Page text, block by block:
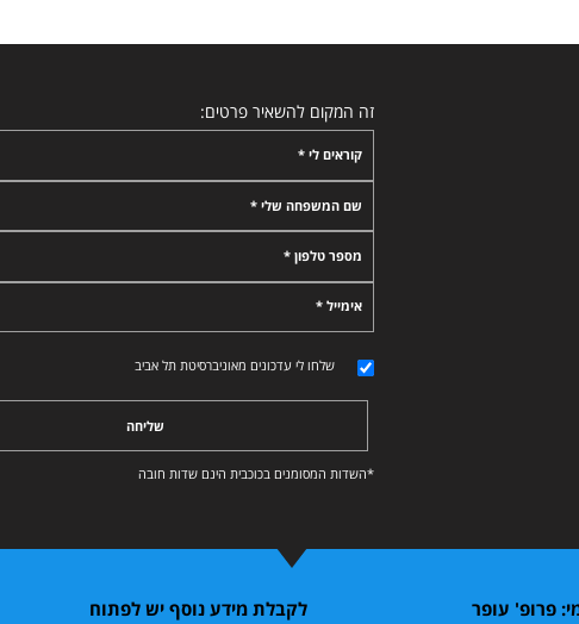
זה המקום להשאיר פרטים:
קוראים לי *
שם המשפחה שלי *
מספר טלפון *
אימייל *
שלחו לי עדכונים מאוניברסיטת תל אביב
שליחה
*השדות המסומנים בכוכבית הינם שדות חובה
פרופ' עופר
לקבלת מידע נוסף יש לפתוח